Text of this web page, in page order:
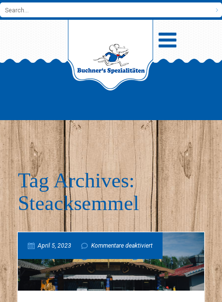
Tag Archives:
Steacksemmel
April 5, 2023 Kommentare deaktiviertfür
Buchner